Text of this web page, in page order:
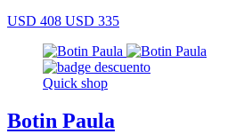
USD 408 USD 335
Quick shop
Botin Paula